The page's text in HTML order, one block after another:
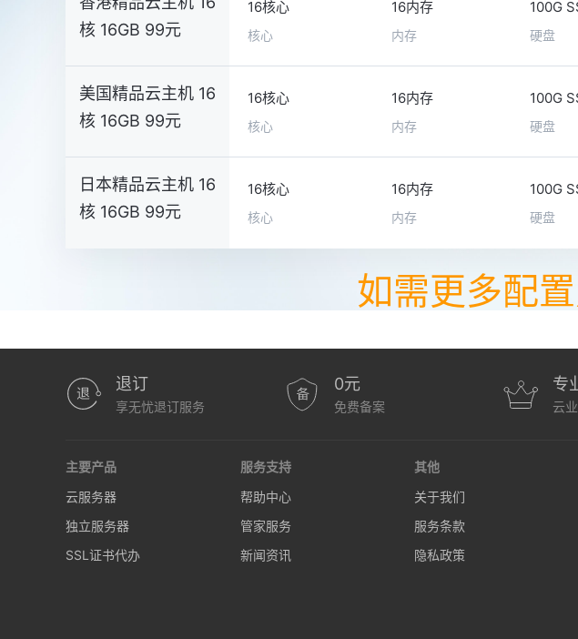
核 16GB 99元
16核心
核心
16内存
内存
100G
硬盘
美国精品云主机 16
核 16GB 99元
16核心
核心
16内存
内存
100G
硬盘
日本精品云主机 16
核 16GB 99元
16核心
核心
16内存
内存
100G
硬盘
如需更多配
退订
享无忧退订服务
0元
免费备案
专
云
主要产品
云服务器
独立服务器
SSL证书代办
服务支持
帮助中心
管家服务
新闻资讯
其他
关于我们
服务条款
隐私政策